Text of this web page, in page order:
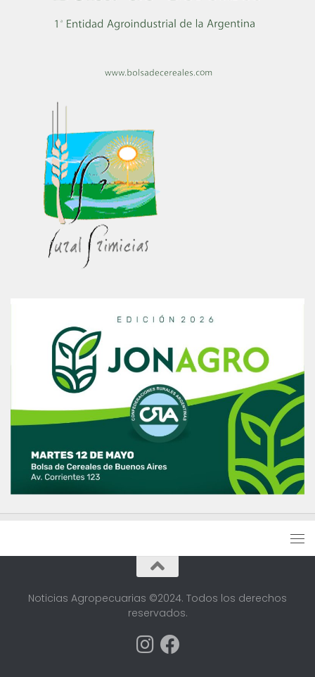
Noticias Agropecuarias ©2024. Todos los derechos
reservados.